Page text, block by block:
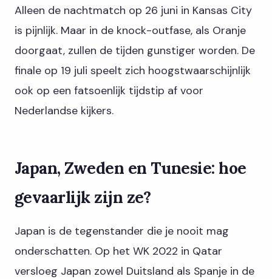
Alleen de nachtmatch op 26 juni in Kansas City
is pijnlijk. Maar in de knock-outfase, als Oranje
doorgaat, zullen de tijden gunstiger worden. De
finale op 19 juli speelt zich hoogstwaarschijnlijk
ook op een fatsoenlijk tijdstip af voor
Nederlandse kijkers.
Japan, Zweden en Tunesie: hoe
gevaarlijk zijn ze?
Japan is de tegenstander die je nooit mag
onderschatten. Op het WK 2022 in Qatar
versloeg Japan zowel Duitsland als Spanje in de